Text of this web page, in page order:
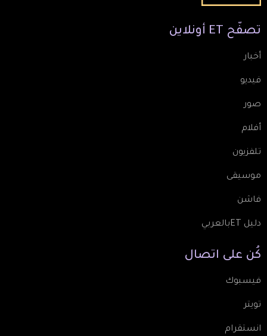
تصفّح ET أونلاين
أخبار
فيديو
صور
أفلام
تلفزيون
موسيقى
فاشن
دليل ETبالعربي
كُن على اتصال
فيسبوك
تويتر
انستقرام